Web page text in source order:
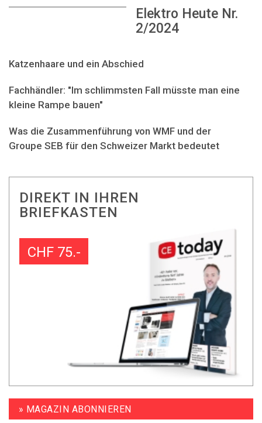
Elektro Heute Nr.
2/2024
Katzenhaare und ein Abschied
Fachhändler: "Im schlimmsten Fall müsste man eine
kleine Rampe bauen"
Was die Zusammenführung von WMF und der
Groupe SEB für den Schweizer Markt bedeutet
DIREKT IN IHREN
BRIEFKASTEN
CHF 75.-
» MAGAZIN ABONNIEREN